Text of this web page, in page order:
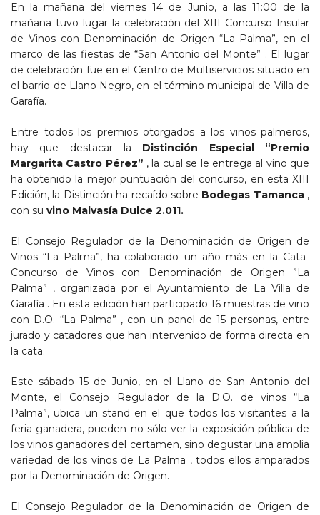
En la mañana del viernes 14 de Junio, a las 11:00 de la
mañana tuvo lugar la celebración del XIII Concurso Insular
de Vinos con Denominación de Origen “La Palma”, en el
marco de las fiestas de “San Antonio del Monte” . El lugar
de celebración fue en el Centro de Multiservicios situado en
el barrio de Llano Negro, en el término municipal de Villa de
Garafía.
Entre todos los premios otorgados a los vinos palmeros,
hay que destacar la Distinción Especial “Premio
Margarita Castro Pérez” , la cual se le entrega al vino que
ha obtenido la mejor puntuación del concurso, en esta XIII
Edición, la Distinción ha recaído sobre Bodegas Tamanca ,
con su vino Malvasía Dulce 2.011.
El Consejo Regulador de la Denominación de Origen de
Vinos “La Palma”, ha colaborado un año más en la Cata-
Concurso de Vinos con Denominación de Origen ”La
Palma” , organizada por el Ayuntamiento de La Villa de
Garafía . En esta edición han participado 16 muestras de vino
con D.O. “La Palma” , con un panel de 15 personas, entre
jurado y catadores que han intervenido de forma directa en
la cata.
Este sábado 15 de Junio, en el Llano de San Antonio del
Monte, el Consejo Regulador de la D.O. de vinos “La
Palma”, ubica un stand en el que todos los visitantes a la
feria ganadera, pueden no sólo ver la exposición pública de
los vinos ganadores del certamen, sino degustar una amplia
variedad de los vinos de La Palma , todos ellos amparados
por la Denominación de Origen.
El Consejo Regulador de la Denominación de Origen de